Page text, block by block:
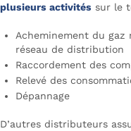
plusieurs activités sur le
Acheminement du
réseau de distribution
Raccordement des
Relevé des
Dépannage
D’autres distributeurs